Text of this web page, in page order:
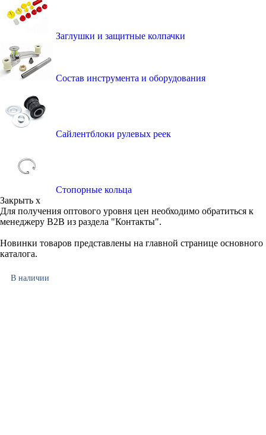
Заглушки и защитные колпачки
Состав инструмента и оборудования
Сайлентблоки рулевых реек
Стопорные кольца
Закрыть x
Для получения оптового уровня цен необходимо обратиться к
менеджеру B2B из раздела "Контакты".
Новинки товаров представлены на главной странице основного
каталога.
В наличии